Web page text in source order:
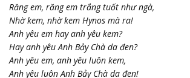
Răng em, răng em trắng tuốt như ngà,
Nhờ kem, nhờ kem Hynos mà ra!
Anh yêu em hay anh yêu kem?
Hay anh yêu Anh Bảy Chà da đen?
Anh yêu em, anh yêu luôn kem,
Anh yêu luôn Anh Bảy Chà da đen!